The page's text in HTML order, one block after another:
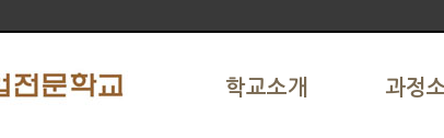
학교소개 과정